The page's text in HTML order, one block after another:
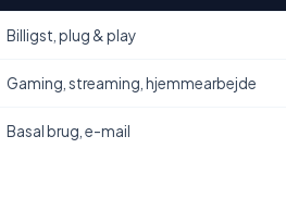
Billigst, plug & play
Gaming, streaming, hjemmearbejde
Basal brug, e-mail